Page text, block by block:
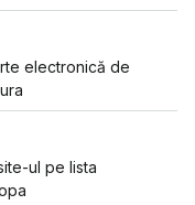
electronică de
ul pe lista